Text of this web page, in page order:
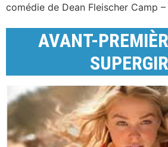
comédie de Dean Fleischer Camp
AVANT-